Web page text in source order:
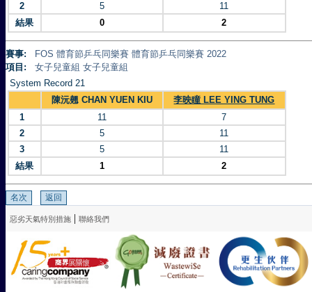
2
5
11
結果
0 2
賽事:
FOS 體育節乒乓同樂賽 體育節乒乓同樂賽 2022
項目:
女子兒童組 女子兒童組
System Record 21
陳沅翹 CHAN YUEN KIU
李映瞳 LEE YING TUNG
1
11
7
2
5
11
3
5
11
結果
1 2